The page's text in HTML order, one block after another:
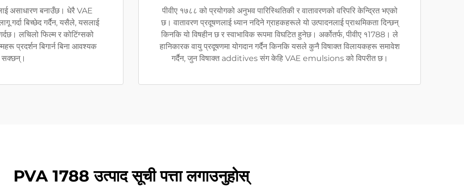
असाधारण बनाउँछ। धेरै VAE
गर्दा बिच्छेद गर्दैन, यसैले, यसलाई
लचिलो फिल्म र कोटिंग्सको
प्रदर्शन बिगार्न बिना आवश्यक
सक्छन्।
पीवीए १७८८ को प्रयोगको अनुभव पारिस्थितिकी र वातावरणको वरिपरि केन्द्रित भएको
छ। वातावरण प्रदूषणलाई ध्यान नदिने ग्राहकहरूले यो उत्पादनलाई प्राथमिकता दिन्छन्
किनकि यो विषहीन छ र स्वाभाविक रूपमा विघटित हुनेछ। अर्कोतर्फ, पीवीए १1788। ले
हानिकारक वायु प्रदूषणमा योगदान गर्दैन किनकि यसले कुनै विषाक्त विलायकहरू समावेश
गर्दैन, जुन विषाक्त additives संग केहि VAE emulsions को विपरीत छ।
PVA 1788 उत्पाद सूची पत्ता लगाउनुहोस्